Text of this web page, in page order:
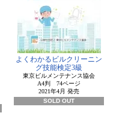
よくわかるビルクリーニン
グ技能検定3級
東京ビルメンテナンス協会
A4判 74ページ
2021年4月 発売
SOLD OUT